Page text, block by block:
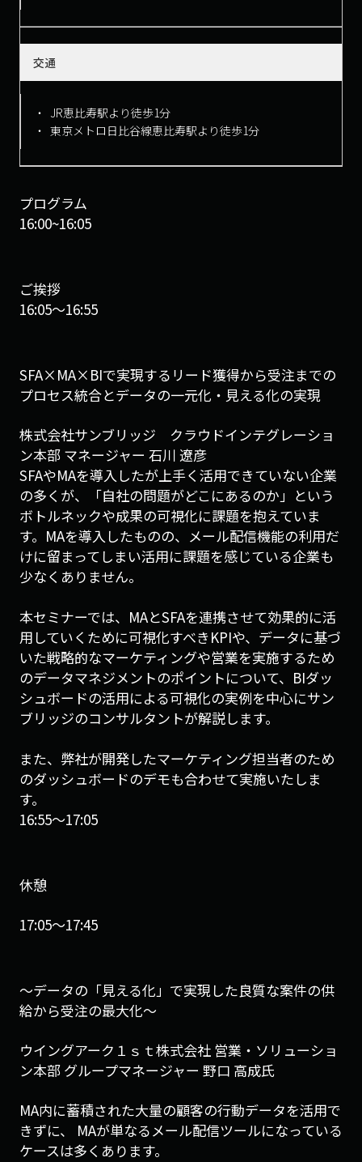
交通
JR恵比寿駅より徒歩1分
東京メトロ日比谷線恵比寿駅より徒歩1分
プログラム
16:00~16:05
ご挨拶
16:05〜16:55
SFA×MA×BIで実現するリード獲得から受注までの
プロセス統合とデータの一元化・見える化の実現
株式会社サンブリッジ クラウドインテグレーショ
ン本部 マネージャー 石川 遼彦
SFAやMAを導入したが上手く活用できていない企業
の多くが、
「自社の問題がどこにあるのか」 という
ボトルネックや成果の可視化に課題を抱えていま
す。 MAを導入したものの、 メール配信機能の利用だ
けに留まってしまい活用に課題を感じている企業も
少なくありません。
本セミナーでは、 MAとSFAを連携させて効果的に活
用していくために可視化すべきKPIや、 データに基づ
いた戦略的なマーケティングや営業を実施するため
のデータマネジメントのポイントについて、 BIダッ
シュボードの活用による可視化の実例を中心にサン
ブリッジのコンサルタントが解説します。
また、 弊社が開発したマーケティング担当者のため
のダッシュボードのデモも合わせて実施いたしま
す。
16:55〜17:05
休憩
17:05〜17:45
～データの「見える化」で実現した良質な案件の供
給から受注の最大化～
ウイングアーク１ｓｔ株式会社 営業・ソリューショ
ン本部 グループマネージャー 野口 高成氏
MA内に蓄積された大量の顧客の行動データを活用で
きずに、 MAが単なるメール配信ツールになっている
ケースは多くあります。